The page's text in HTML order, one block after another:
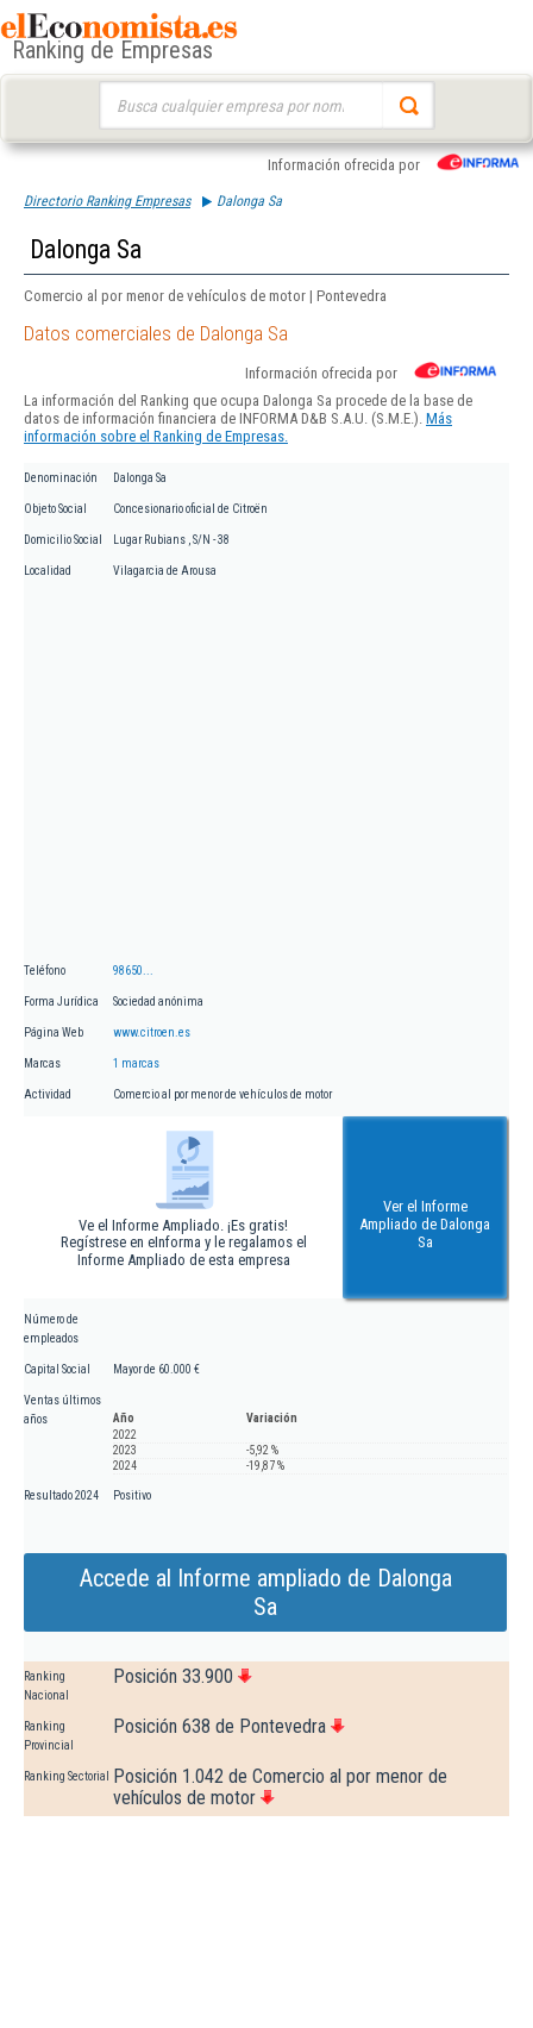
Ranking de Empresas
Información ofrecida por
Directorio Ranking Empresas Dalonga Sa
Dalonga Sa
Comercio al por menor de vehículos de motor | Pontevedra
Datos comerciales de Dalonga Sa
Información ofrecida por
La información del Ranking que ocupa Dalonga Sa procede de la base de
datos de información financiera de INFORMA D&B S.A.U. (S.M.E.). Más
información sobre el Ranking de Empresas.
Denominación Dalonga Sa
Objeto Social Concesionario oficial de Citroën
Domicilio Social Lugar Rubians , S/N - 38
Localidad Vilagarcia de Arousa
Teléfono 98650...
Forma Jurídica Sociedad anónima
Página Web www.citroen.es
Marcas 1 marcas
Actividad Comercio al por menor de vehículos de motor
Ve el Informe Ampliado. ¡Es gratis!
Regístrese en eInforma y le regalamos el
Informe Ampliado de esta empresa
Ver el Informe
Ampliado de Dalonga
Sa
Número de
empleados
Capital Social Mayor de 60.000 €
Ventas últimos
años
Año
Variación
2022
2023
-5,92 %
2024
-19,87 %
Resultado 2024 Positivo
Accede al Informe ampliado de Dalonga
Sa
Ranking
Nacional
Posición 33.900
Ranking
Provincial
Posición 638 de Pontevedra
Ranking Sectorial
Posición 1.042 de Comercio al por menor de
vehículos de motor